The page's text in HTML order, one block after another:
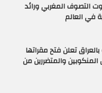
التصوف المغربي ورائد
في العالم
بالعراق تعلن فتح مقراتها
المنكوبين والمتضررين من